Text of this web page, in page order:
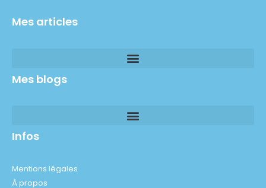
Mes articles
Mes blogs
Infos
Mentions légales
À propos